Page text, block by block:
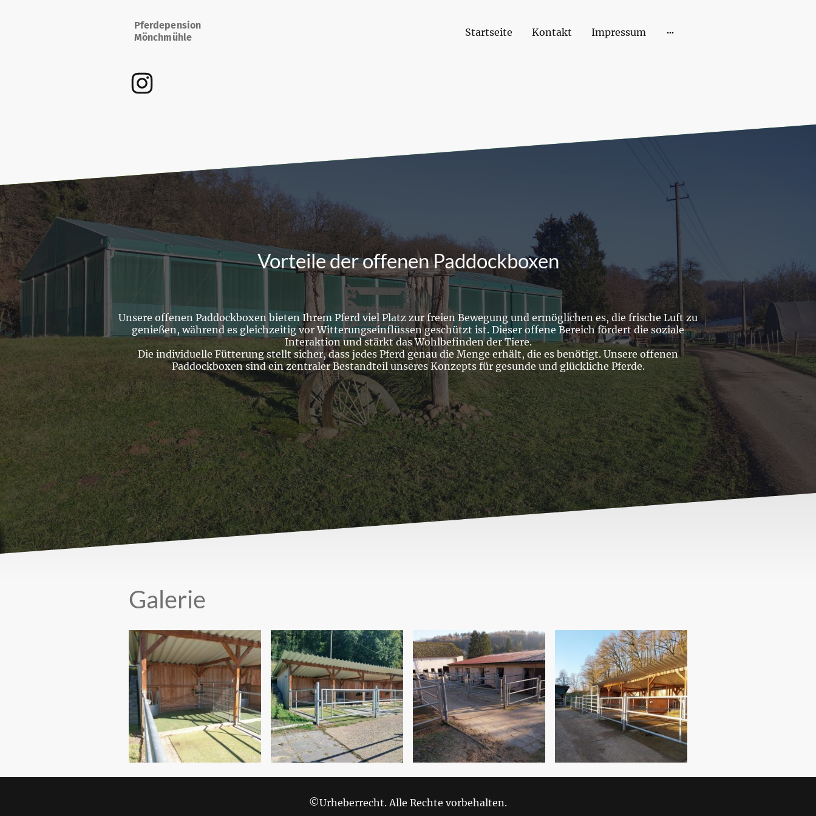
Pferdepension
Mönchmühle
Startseite Kontakt Impressum
Vorteile der offenen Paddockboxen
Unsere offenen Paddockboxen bieten Ihrem Pferd viel Platz zur freien Bewegung und ermöglichen es, die frische Luft zu
genießen, während es gleichzeitig vor Witterungseinflüssen geschützt ist. Dieser offene Bereich fördert die soziale
Interaktion und stärkt das Wohlbefinden der Tiere.
Die individuelle Fütterung stellt sicher, dass jedes Pferd genau die Menge erhält, die es benötigt. Unsere offenen
Paddockboxen sind ein zentraler Bestandteil unseres Konzepts für gesunde und glückliche Pferde.
Galerie
©Urheberrecht. Alle Rechte vorbehalten.